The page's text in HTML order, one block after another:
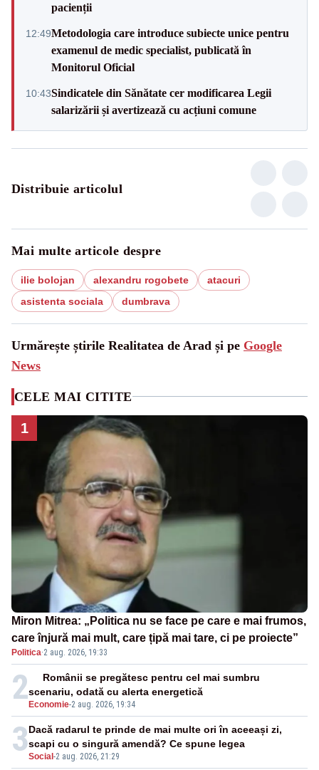
pacienții
12:49Metodologia care introduce subiecte unice pentru
examenul de medic specialist, publicată în
Monitorul Oficial
10:43Sindicatele din Sănătate cer modificarea Legii
salarizării și avertizează cu acțiuni comune
Distribuie articolul
Mai multe articole despre
ilie bolojan alexandru rogobete
atacuri
asistenta sociala
dumbrava
Urmărește știrile Realitatea de Arad și pe Google
News
CELE MAI CITITE
1
Miron Mitrea: „Politica nu se face pe care e mai frumos,
care înjură mai mult, care țipă mai tare, ci pe proiecte”
Politica·2 aug. 2026, 19:33
2 Economie-2 aug. 2026, 19:34
Românii se pregătesc pentru cel mai sumbru
scenariu, odată cu alerta energetică
3Social -2 aug. 2026, 21:29
Dacă radarul te prinde de mai multe ori în aceeași zi,
scapi cu o singură amendă? Ce spune legea